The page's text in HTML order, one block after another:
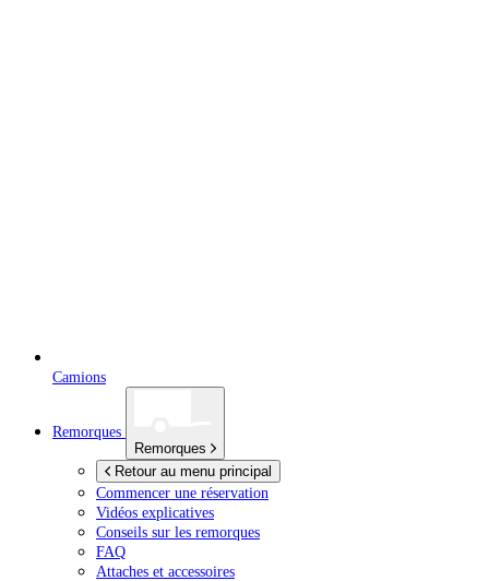
Camions
Remorques
Remorques
Retour au menu principal
Commencer une réservation
Vidéos explicatives
Conseils sur les remorques
FAQ
Attaches et accessoires